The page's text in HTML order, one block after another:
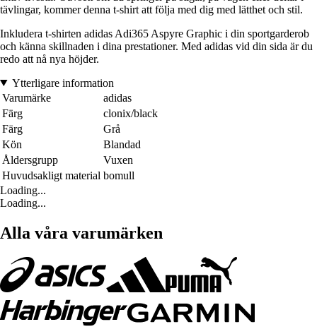
tävlingar, kommer denna t-shirt att följa med dig med lätthet och stil.
Inkludera t-shirten adidas Adi365 Aspyre Graphic i din sportgarderob
och känna skillnaden i dina prestationer. Med adidas vid din sida är du
redo att nå nya höjder.
Ytterligare information
Varumärke
adidas
Färg
clonix/black
Färg
Grå
Kön
Blandad
Åldersgrupp
Vuxen
Huvudsakligt material bomull
Loading...
Loading...
Alla våra varumärken